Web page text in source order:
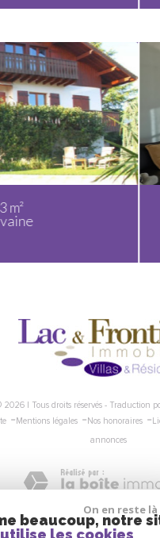
2026 | Tous droits réservés - Traduction
-Mentions légales -Nos honoraires -
annonces
On en reste là
beaucoup, notre
utilise les cookies